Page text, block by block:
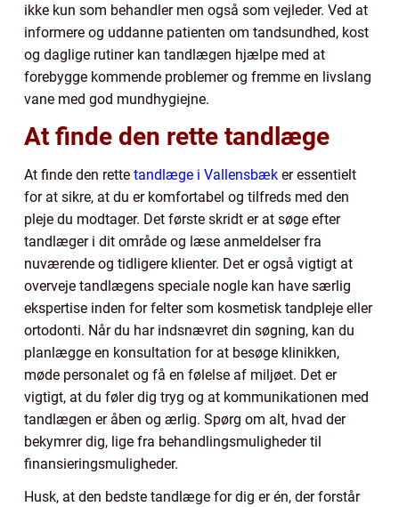
ikke kun som behandler men også som vejleder. Ved at
informere og uddanne patienten om tandsundhed, kost
og daglige rutiner kan tandlægen hjælpe med at
forebygge kommende problemer og fremme en livslang
vane med god mundhygiejne.
At finde den rette tandlæge
At finde den rette tandlæge i Vallensbæk er essentielt
for at sikre, at du er komfortabel og tilfreds med den
pleje du modtager. Det første skridt er at søge efter
tandlæger i dit område og læse anmeldelser fra
nuværende og tidligere klienter. Det er også vigtigt at
overveje tandlægens speciale nogle kan have særlig
ekspertise inden for felter som kosmetisk tandpleje eller
ortodonti. Når du har indsnævret din søgning, kan du
planlægge en konsultation for at besøge klinikken,
møde personalet og få en følelse af miljøet. Det er
vigtigt, at du føler dig tryg og at kommunikationen med
tandlægen er åben og ærlig. Spørg om alt, hvad der
bekymrer dig, lige fra behandlingsmuligheder til
finansieringsmuligheder.
Husk, at den bedste tandlæge for dig er én, der forstår